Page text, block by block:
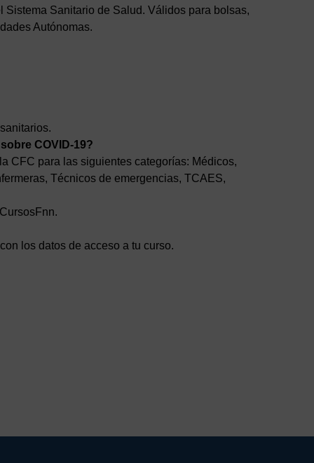
Sanitario de Salud. Válidos para bolsas,
Autónomas.
COVID-19?
CFC para las siguientes categorías: Médicos,
Técnicos de emergencias, TCAES,
los datos de acceso a tu curso.